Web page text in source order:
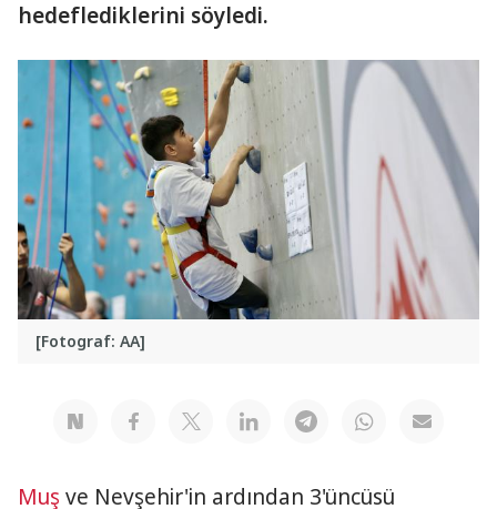
hedeflediklerini söyledi.
[Fotograf: AA]
Muş ve Nevşehir'in ardından 3'üncüsü